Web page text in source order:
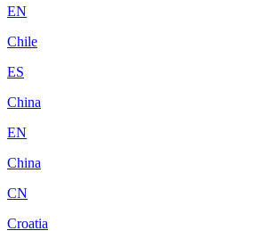
EN
Chile
ES
China
EN
China
CN
Croatia